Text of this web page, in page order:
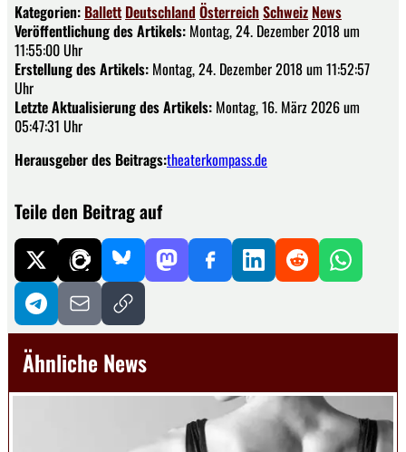
Kategorien: Ballett Deutschland ÖsterreichSchweiz News
Veröffentlichung des Artikels: Montag, 24. Dezember 2018 um
11:55:00 Uhr
Erstellung des Artikels: Montag, 24. Dezember 2018 um 11:52:57
Uhr
Letzte Aktualisierung des Artikels: Montag, 16. März 2026 um
05:47:31 Uhr
Herausgeber des Beitrags:theaterkompass.de
Teile den Beitrag auf
Ähnliche News